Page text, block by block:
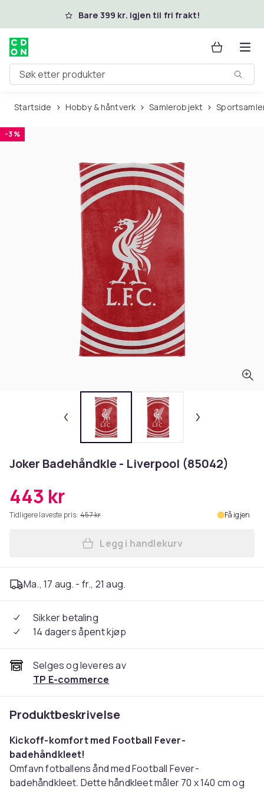
Hopp til hovedinnholdBare 399 kr. igjen til fri frakt!
Søk etter produkter
Startside Hobby & håntverk Samlerobjekt
-3 %
Joker Badehåndkle - Liverpool (85042)
443 kr
Tidligere laveste pris: 457 kr Få igjen
Legg Joker Badehåndkle -
Legg i handlekurv
Ma., 17 aug. - fr., 21 aug.
Sikker betaling
14 dagers åpent kjøp
Selges og leveres av
TP E-commerce
Produktbeskrivelse
Kickoff-komfort med Football Fever-
badehåndkleet!
Omfavn fotballens ånd med Football Fever-
badehåndkleet. Dette håndkleet måler 70 x 140 cm og